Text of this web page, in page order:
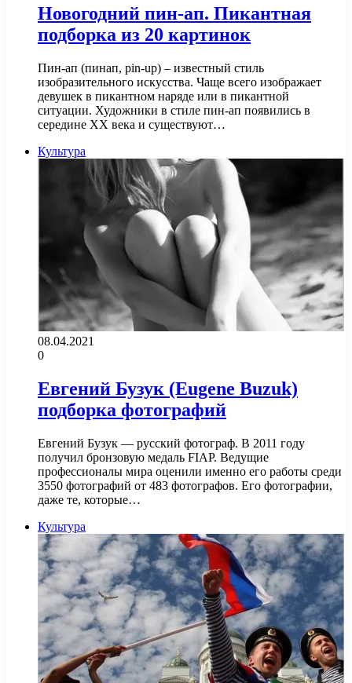
Новогодний пин-ап. Пикантная
подборка из 20 картинок
Пин-ап (пинап, pin-up) – известный стиль
изобразительного искусства. Чаще всего изображает
девушек в пикантном наряде или в пикантной
ситуации. Художники в стиле пин-ап появились в
середине XX века и существуют…
Культура
08.04.2021
0
Евгений Бузук (Eugene Buzuk)
подборка фотографий
Евгений Бузук — русский фотограф. В 2011 году
получил бронзовую медаль FIAP. Ведущие
профессионалы мира оценили именно его работы среди
3550 фотографий от 483 фотографов. Его фотографии,
даже те, которые…
Культура